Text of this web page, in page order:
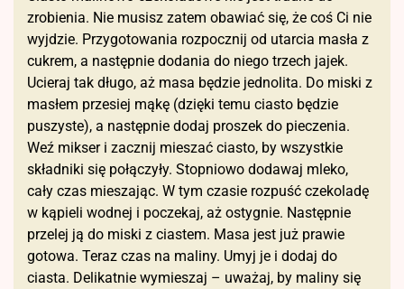
zrobienia. Nie musisz zatem obawiać się, że coś Ci nie
wyjdzie. Przygotowania rozpocznij od utarcia masła z
cukrem, a następnie dodania do niego trzech jajek.
Ucieraj tak długo, aż masa będzie jednolita. Do miski z
masłem przesiej mąkę (dzięki temu ciasto będzie
puszyste), a następnie dodaj proszek do pieczenia.
Weź mikser i zacznij mieszać ciasto, by wszystkie
składniki się połączyły. Stopniowo dodawaj mleko,
cały czas mieszając. W tym czasie rozpuść czekoladę
w kąpieli wodnej i poczekaj, aż ostygnie. Następnie
przelej ją do miski z ciastem. Masa jest już prawie
gotowa. Teraz czas na maliny. Umyj je i dodaj do
ciasta. Delikatnie wymieszaj – uważaj, by maliny się